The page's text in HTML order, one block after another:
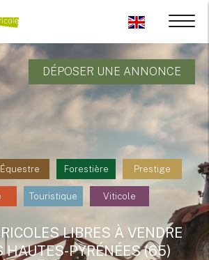
DÉPOSER UNE ANNONCE
Équestre Forestière Prestige
Touristique Viticole
LIBRES À VENDRE
HAUTES-PYRÉNÉES (65)